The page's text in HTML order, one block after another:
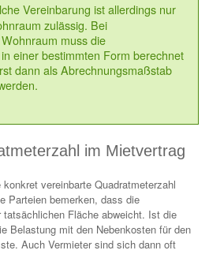
Vereinbarung ist allerdings nur
zulässig. Bei
muss die
einer bestimmten Form berechnet
dann als Abrechnungsmaßstab
im Mietvertrag
vereinbarte Quadratmeterzahl
Parteien bemerken, dass die
Fläche abweicht. Ist die
Belastung mit den Nebenkosten für den
Auch Vermieter sind sich dann oft